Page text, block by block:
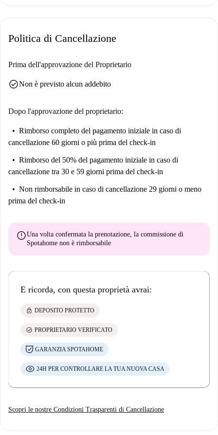
Politica di Cancellazione
Prima dell'approvazione del Proprietario
check_circleNon è previsto alcun addebito
Dopo l'approvazione del proprietario:
Rimborso completo del pagamento iniziale in caso di
cancellazione 60 giorni o più prima del check-in
Rimborso del 50% del pagamento iniziale in caso di
cancellazione tra 30 e 59 giorni prima del check-in
Non rimborsabile in caso di cancellazione 29 giorni o meno
prima del check-in
errorUna volta confermata la prenotazione, la commissione di
Spotahome non è rimborsabile
E ricorda, con questa proprietà avrai:
lock DEPOSITO PROTETTO
check_circle PROPRIETARIO VERIFICATO
GARANZIA SPOTAHOME
24H PER CONTROLLARE LA TUA NUOVA CASA
Scopri le nostre Condizioni Trasparenti di Cancellazione